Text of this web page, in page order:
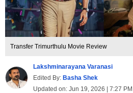
Transfer Trimurthulu Movie Review
Lakshminarayana Varanasi
Edited By: Basha Shek
Updated on: Jun 19, 2026 | 7:27 PM